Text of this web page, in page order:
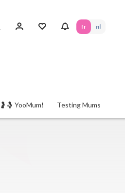
fr nl
🤰🤱 YooMum! Testing Mums